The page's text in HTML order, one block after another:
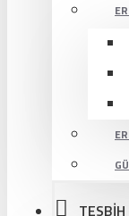
TESBİH